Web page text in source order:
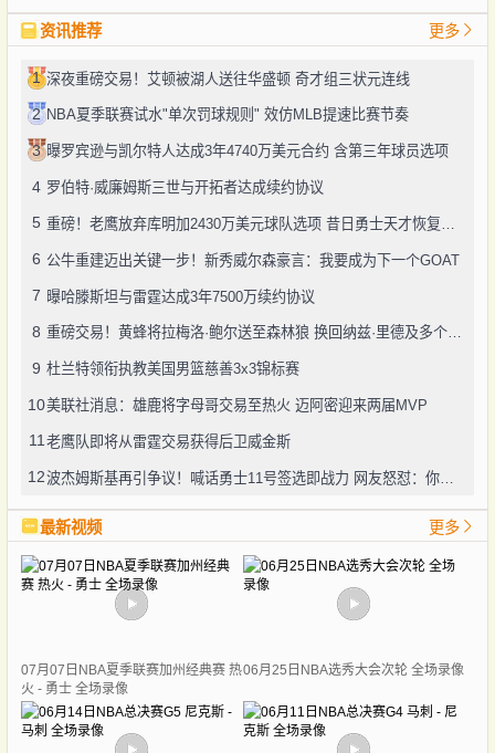
资讯推荐 更多
1 深夜重磅交易！艾顿被湖人送往华盛顿 奇才组三状元连线
2 NBA夏季联赛试水"单次罚球规则" 效仿MLB提速比赛节奏
3 曝罗宾逊与凯尔特人达成3年4740万美元合约 含第三年球员选项
4 罗伯特·威廉姆斯三世与开拓者达成续约协议
5
6 公牛重建迈出关键一步！新秀威尔森豪言：我要成为下一个GOAT
7 曝哈滕斯坦与雷霆达成3年7500万续约协议
8 重磅交易！黄蜂将拉梅洛·鲍尔送至森林狼 换回纳兹·里德及多个选秀权
9 杜兰特领衔执教美国男篮慈善3x3锦标赛
10美联社消息：雄鹿将字母哥交易至热火 迈阿密迎来两届MVP
11老鹰队即将从雷霆交易获得后卫威金斯
12 波杰姆斯基再引争议！喊话勇士11号签选即战力 网友怒怼：你算老几
最新视频 更多
07月07日NBA夏季联赛加州经典赛 热
火 - 勇士 全场录像
06月25日NBA选秀大会次轮 全场录像